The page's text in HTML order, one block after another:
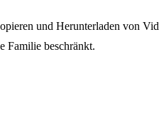
und Herunterladen von
Familie beschränkt.